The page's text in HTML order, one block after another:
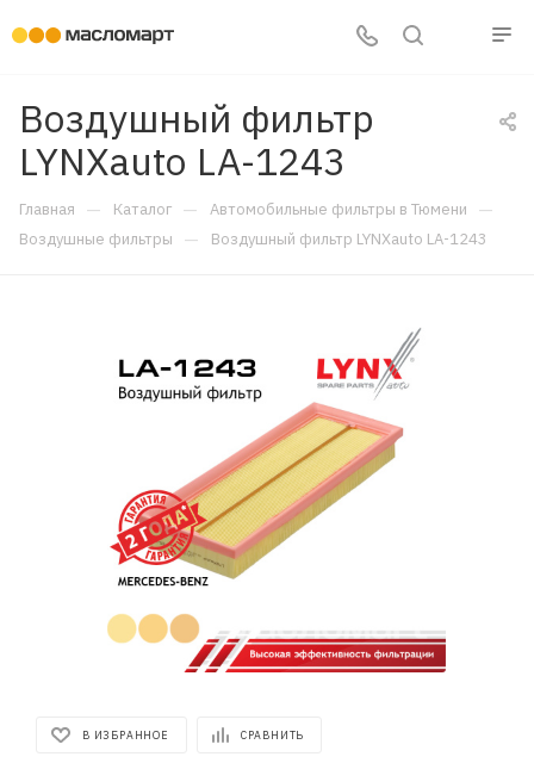
Воздушный фильтр
LYNXauto LA-1243
Главная — Каталог — Автомобильные фильтры в Тюмени —
Воздушные фильтры — Воздушный фильтр LYNXauto LA-1243
В ИЗБРАННОЕ СРАВНИТЬ